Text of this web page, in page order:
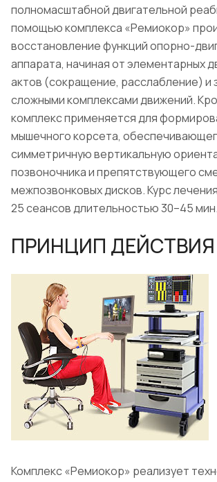
полномасштабной двигательной
помощью комплекса «Ремиокор»
восстановление функций опорно-
аппарата, начиная от элементарных
актов (сокращение, расслабление) и
сложными комплексами движений.
комплекс применяется для
мышечного корсета,
симметричную вертикальную
позвоночника и препятствующего
межпозвонковых дисков. Курс
25 сеансов длительностью 30–45 мин.
ПРИНЦИП ДЕЙСТВИЯ
Комплекс «Ремиокор» реализует